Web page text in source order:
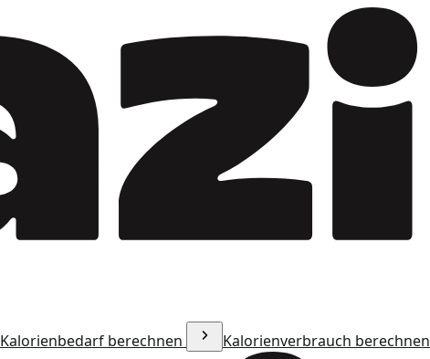
Kalorienbedarf berechnen Kalorienverbrauch berechnen